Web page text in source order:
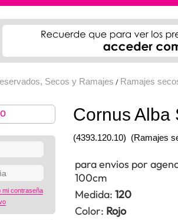
Secos y Ramajes / Ramajes
mi contraseña
Cornus Alba
(4393.120.10) (Ramajes
para envios por
100cm
Medida: 120
Color: Rojo